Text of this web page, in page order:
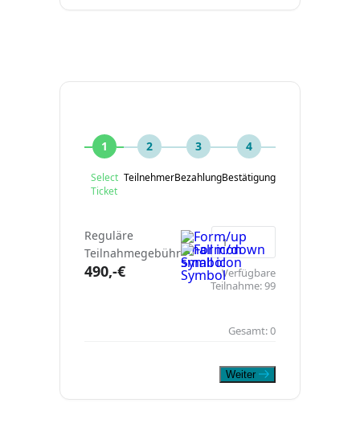
1
Select
Ticket
2
Teilnehmer
3
Bezahlung
4
Bestätigung
Reguläre
Teilnahmegebühr
490,-€
Verfügbare
Teilnahme:99
Gesamt:0
Weiter